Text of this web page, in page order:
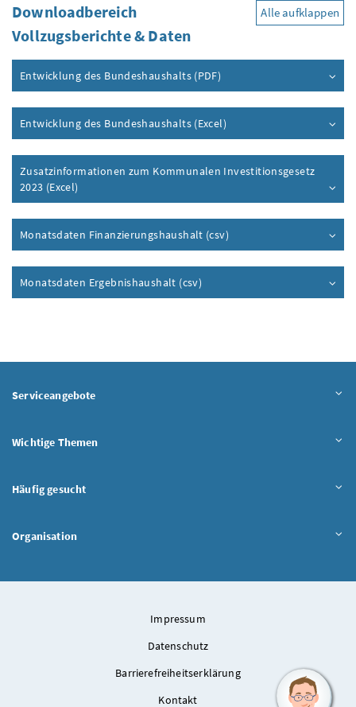
Downloadbereich
Vollzugsberichte & Daten
Alle aufklappen
Entwicklung des Bundeshaushalts (PDF)
Entwicklung des Bundeshaushalts (Excel)
Zusatzinformationen zum Kommunalen Investitionsgesetz
2023 (Excel)
Monatsdaten Finanzierungshaushalt (csv)
Monatsdaten Ergebnishaushalt (csv)
Serviceangebote
Wichtige Themen
Häufig gesucht
Organisation
Impressum
Datenschutz
Barrierefreiheitserklärung
Kontakt